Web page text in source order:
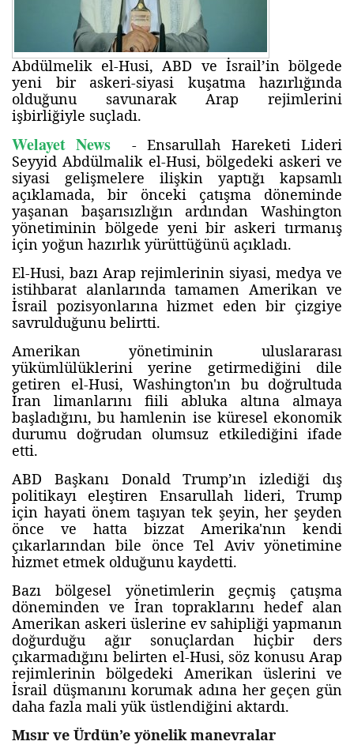
Abdülmelik el-Husi, ABD ve İsrail’in bölgede
yeni bir askeri-siyasi kuşatma hazırlığında
olduğunu savunarak Arap rejimlerini
işbirliğiyle suçladı.
Welayet News - Ensarullah Hareketi Lideri
Seyyid Abdülmalik el-Husi, bölgedeki askeri ve
siyasi gelişmelere ilişkin yaptığı kapsamlı
açıklamada, bir önceki çatışma döneminde
yaşanan başarısızlığın ardından Washington
yönetiminin bölgede yeni bir askeri tırmanış
için yoğun hazırlık yürüttüğünü açıkladı.
El-Husi, bazı Arap rejimlerinin siyasi, medya ve
istihbarat alanlarında tamamen Amerikan ve
İsrail pozisyonlarına hizmet eden bir çizgiye
savrulduğunu belirtti.
Amerikan yönetiminin uluslararası
yükümlülüklerini yerine getirmediğini dile
getiren el-Husi, Washington'ın bu doğrultuda
İran limanlarını fiili abluka altına almaya
başladığını, bu hamlenin ise küresel ekonomik
durumu doğrudan olumsuz etkilediğini ifade
etti.
ABD Başkanı Donald Trump’ın izlediği dış
politikayı eleştiren Ensarullah lideri, Trump
için hayati önem taşıyan tek şeyin, her şeyden
önce ve hatta bizzat Amerika'nın kendi
çıkarlarından bile önce Tel Aviv yönetimine
hizmet etmek olduğunu kaydetti.
Bazı bölgesel yönetimlerin geçmiş çatışma
döneminden ve İran topraklarını hedef alan
Amerikan askeri üslerine ev sahipliği yapmanın
doğurduğu ağır sonuçlardan hiçbir ders
çıkarmadığını belirten el-Husi, söz konusu Arap
rejimlerinin bölgedeki Amerikan üslerini ve
İsrail düşmanını korumak adına her geçen gün
daha fazla mali yük üstlendiğini aktardı.
Mısır ve Ürdün’e yönelik manevralar